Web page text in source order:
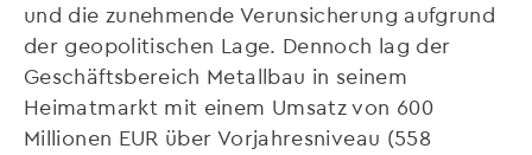
und die zunehmende Verunsicherung aufgrund
der geopolitischen Lage. Dennoch lag der
Geschäftsbereich Metallbau in seinem
Heimatmarkt mit einem Umsatz von 600
Millionen EUR über Vorjahresniveau (558